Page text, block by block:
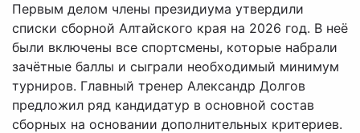
Первым делом члены президиума утвердили
списки сборной Алтайского края на 2026 год. В неё
были включены все спортсмены, которые набрали
зачётные баллы и сыграли необходимый минимум
турниров. Главный тренер Александр Долгов
предложил ряд кандидатур в основной состав
сборных на основании дополнительных критериев.